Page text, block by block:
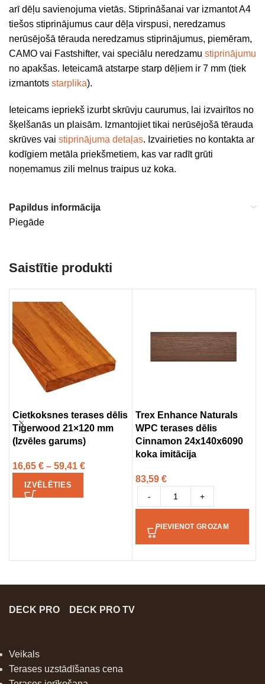
arī dēļu savienojuma vietās. Stiprināšanai var izmantot A4
tiešos stiprinājumus caur dēļa virspusi, neredzamus
nerūsējošā tērauda neredzamus stiprinājumus, piemēram,
CAMO vai Fastshifter, vai speciālu neredzamu stiprinājumu
no apakšas. Ieteicamā atstarpe starp dēļiem ir 7 mm (tiek
izmantots starplika).
Ieteicams iepriekš izurbt skrūvju caurumus, lai izvairītos no
šķelšanās un plaisām. Izmantojiet tikai nerūsējošā tērauda
skrūves vai stiprinājuma detaļas. Izvairieties no kontakta ar
kodīgiem metāla priekšmetiem, kas var radīt grūti
noņemamus zili melnus traipus uz koka.
Papildus informācija
Piegāde
Saistītie produkti
Cietkoksnes terases dēlis
Tigerwood 21×120 mm
(Izvēles garums)
16,65 € – 59,41 €
IZVĒLĒTIES
Trex Enhance Naturals
WPC terases dēlis
Cinnamon 24x140x6090
koka imitācija
83,59 €
- +
PIEVIENOT GROZAM
DECK PRO DECK PRO TV
Veikals
Terases uzstādīšanas cena